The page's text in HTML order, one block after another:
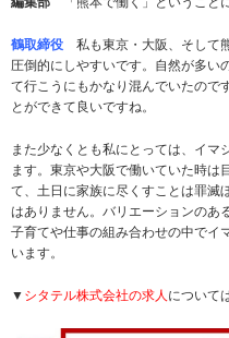
鶴取締役 私も東京・大阪、そして
圧倒的にしやすいです。自然が多い
て行こうにもかなり混んでいたので
とができて良いですね。
また少なくとも私にとっては、イマ
ます。東京や大阪で働いていた時
て、土日に家族に尽くすことは罪滅
はありません。バリエーションのあ
子育てや仕事の組み合わせの中でイ
います。
▼ シタテル株式会社の求人 について